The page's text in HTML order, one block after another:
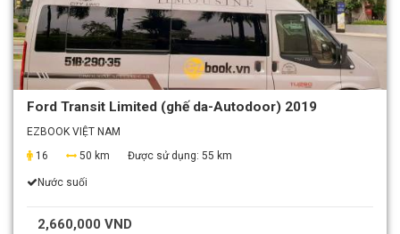
Ford Transit Limited (ghế da-Autodoor) 2019
EZBOOK VIỆT NAM
16
50 km Được sử dụng: 55 km
Nước suối
2,660,000 VND